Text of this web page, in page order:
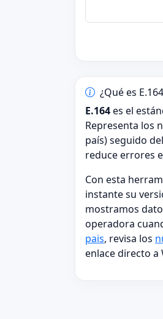
¿Qué es
E.164es el
Representa los
país) seguido
reduce errores
Con esta
instante su
mostramos
operadora
pais, revisa los
enlace directo a